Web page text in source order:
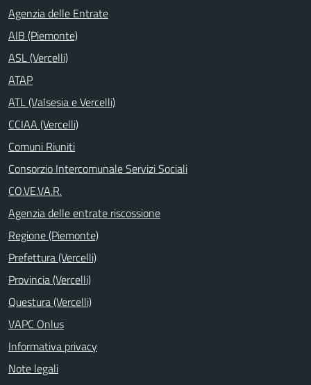
Agenzia delle Entrate
AIB (Piemonte)
ASL (Vercelli)
ATAP
ATL (Valsesia e Vercelli)
CCIAA (Vercelli)
Comuni Riuniti
Consorzio Intercomunale Servizi Sociali
CO.VE.VA.R.
Agenzia delle entrate riscossione
Regione (Piemonte)
Prefettura (Vercelli)
Provincia (Vercelli)
Questura (Vercelli)
VAPC Onlus
Informativa privacy
Note legali